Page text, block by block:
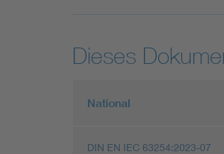
Dieses
National
DIN EN IEC 63254:2023-07